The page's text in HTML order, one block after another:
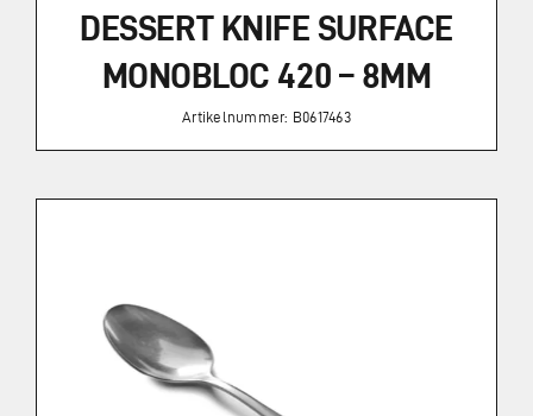
DESSERT KNIFE SURFACE
MONOBLOC 420 – 8MM
Artikelnummer: B0617463